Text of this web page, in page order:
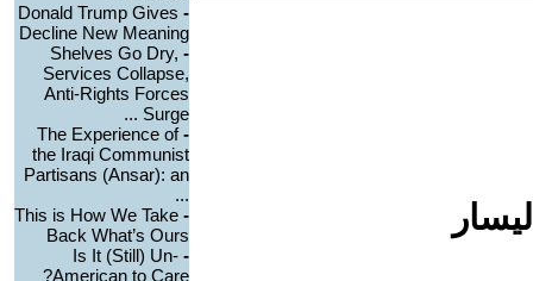
-
Donald Trump Gives
Decline New Meaning
-
Shelves Go Dry,
Services Collapse,
Anti-Rights Forces
Surge ...
-
The Experience of
the Iraqi Communist
Partisans (Ansar): an
...
-
This is How We Take
Back What’s Ours
-
Is It (Still) Un-
American to Care?